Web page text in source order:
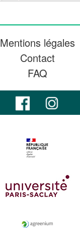
Mentions légales
Contact
FAQ